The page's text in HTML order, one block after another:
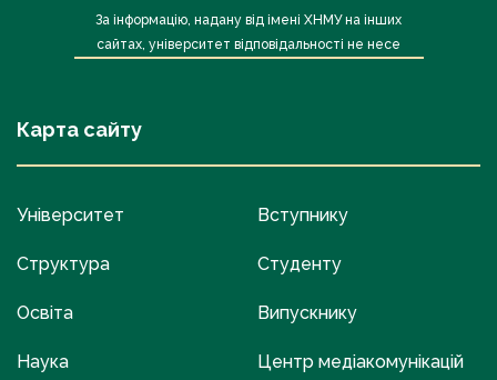
За інформацію, надану від імені ХНМУ на інших
сайтах, університет відповідальності не несе
Карта сайту
Університет
Структура
Освіта
Наука
Вступнику
Студенту
Випускнику
Центр медіакомунікацій